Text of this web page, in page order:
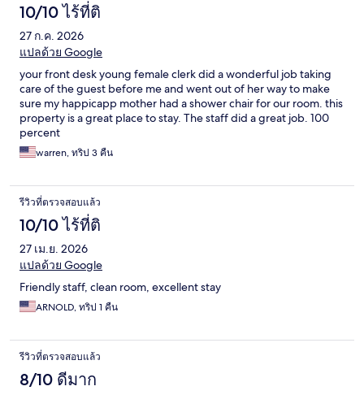
10/10 ไร้ที่ติ
27 ก.ค. 2026
แปลด้วย Google
your front desk young female clerk did a wonderful job taking
care of the guest before me and went out of her way to make
sure my happicapp mother had a shower chair for our room. this
property is a great place to stay. The staff did a great job. 100
percent
warren, ทริป 3 คืน
รีวิวที่ตรวจสอบแล้ว
10/10 ไร้ที่ติ
27 เม.ย. 2026
แปลด้วย Google
Friendly staff, clean room, excellent stay
ARNOLD, ทริป 1 คืน
รีวิวที่ตรวจสอบแล้ว
8/10 ดีมาก